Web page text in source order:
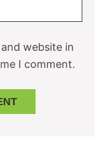
website in
I comment.